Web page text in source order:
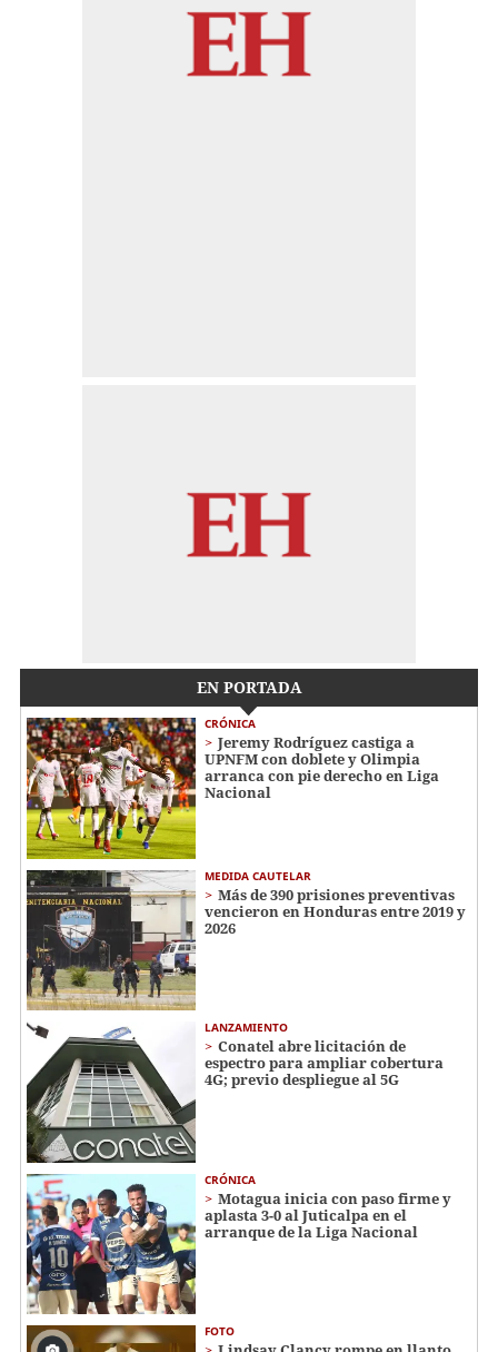
EN PORTADA
CRÓNICA
Jeremy Rodríguez castiga a
UPNFM con doblete y Olimpia
arranca con pie derecho en Liga
Nacional
MEDIDA CAUTELAR
Más de 390 prisiones preventivas
vencieron en Honduras entre 2019 y
2026
LANZAMIENTO
Conatel abre licitación de
espectro para ampliar cobertura
4G; previo despliegue al 5G
CRÓNICA
Motagua inicia con paso firme y
aplasta 3-0 al Juticalpa en el
arranque de la Liga Nacional
FOTO